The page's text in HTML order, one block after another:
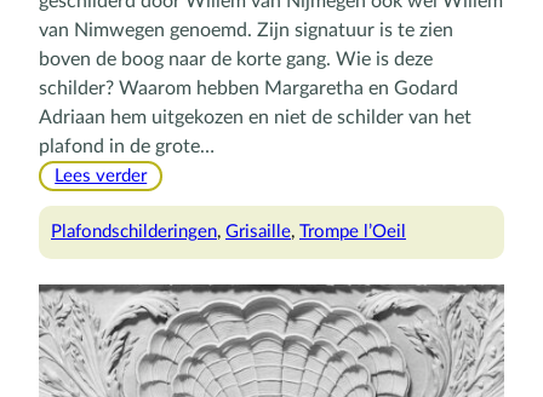
van Nimwegen genoemd. Zijn signatuur is te zien
boven de boog naar de korte gang. Wie is deze
schilder? Waarom hebben Margaretha en Godard
Adriaan hem uitgekozen en niet de schilder van het
plafond in de grote…
Lees verder:
van
Plafondschilderingen, Grisaille, Trompe l’Oeil